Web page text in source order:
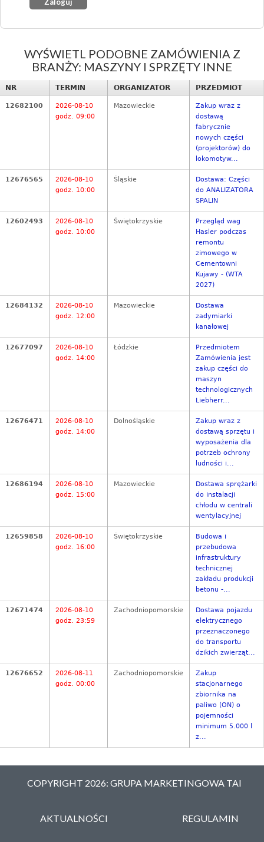
WYŚWIETL PODOBNE ZAMÓWIENIA Z
BRANŻY: MASZYNY I SPRZĘTY INNE
NR TERMIN ORGANIZATOR PRZEDMIOT
12682100
2026-08-10
godz. 09:00
Mazowieckie
Zakup wraz z
dostawą
fabrycznie
nowych części
(projektorów) do
lokomotyw...
12676565
2026-08-10
godz. 10:00
Śląskie
Dostawa: Części
do ANALIZATORA
SPALIN
12602493
2026-08-10
godz. 10:00
Świętokrzyskie
Przegląd wag
Hasler podczas
remontu
zimowego w
Cementowni
Kujawy - (WTA
2027)
12684132
2026-08-10
godz. 12:00
Mazowieckie
Dostawa
zadymiarki
kanałowej
12677097
2026-08-10
godz. 14:00
Łódzkie
Przedmiotem
Zamówienia jest
zakup części do
maszyn
technologicznych
Liebherr...
12676471
2026-08-10
godz. 14:00
Dolnośląskie
Zakup wraz z
dostawą sprzętu i
wyposażenia dla
potrzeb ochrony
ludności i...
12686194
2026-08-10
godz. 15:00
Mazowieckie
Dostawa sprężarki
do instalacji
chłodu w centrali
wentylacyjnej
12659858
2026-08-10
godz. 16:00
Świętokrzyskie
Budowa i
przebudowa
infrastruktury
technicznej
zakładu produkcji
betonu -...
12671474
2026-08-10
godz. 23:59
Zachodniopomorskie
Dostawa pojazdu
elektrycznego
przeznaczonego
do transportu
dzikich zwierząt...
12676652
2026-08-11
godz. 00:00
Zachodniopomorskie
Zakup
stacjonarnego
zbiornika na
paliwo (ON) o
pojemności
minimum 5.000 l
z...
COPYRIGHT 2026: GRUPA MARKETINGOWA TAI
AKTUALNOŚCI REGULAMIN